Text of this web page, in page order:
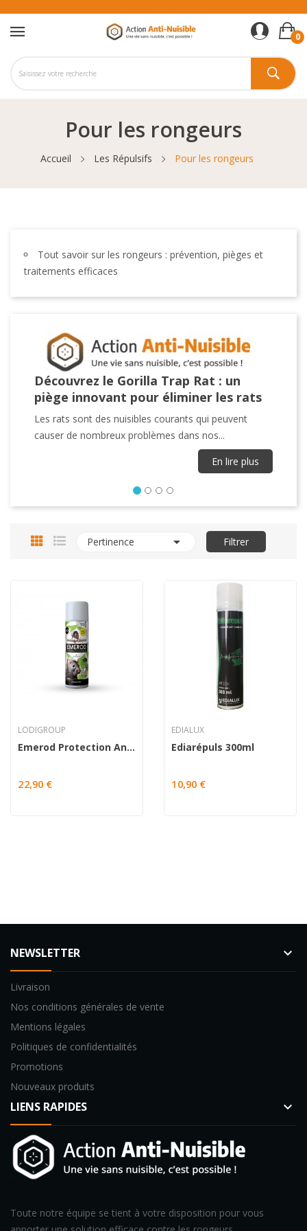
0
Pour les rongeurs
Accueil Les Répulsifs Pour les rongeurs
Tout savoir sur les rongeurs : prévention, pièges et
traitements efficaces
Découvrez le Gorilla Trap Rat : un
piège innovant pour éliminer les rats
Les rats sont des nuisibles courants qui peuvent
causer de nombreux problèmes dans nos...
En lire plus
Pertinence  Filtrer
LODIGROUP
Emerod Protection Anti Rongeurs
22,90 €
EDIALUX
Ediarépuls 300ml
10,90 €
NEWSLETTER keyboard_arrow_down
Livraison
Nos conditions générales de vente
Mentions légales
Politiques de confidentialités
Promotions
Nouveaux produits
LIENS RAPIDES keyboard_arrow_down
Toute notre équipe se tient à votre disposition pour vous